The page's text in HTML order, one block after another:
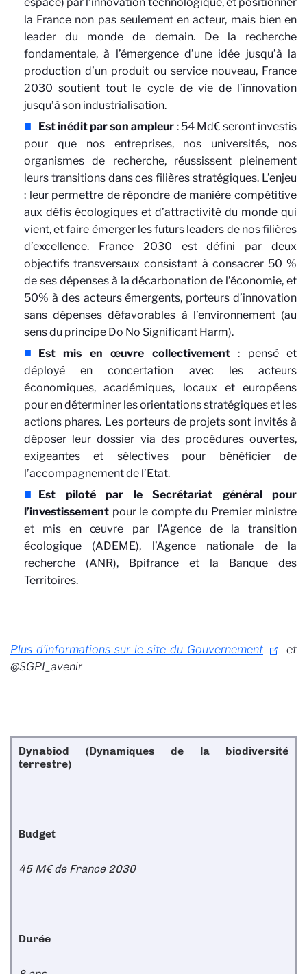
la France non pas seulement en acteur, mais bien en
leader du monde de demain. De la recherche
fondamentale, à l’émergence d’une idée jusqu’à la
production d’un produit ou service nouveau, France
2030 soutient tout le cycle de vie de l’innovation
jusqu’à son industrialisation.
Est inédit par son ampleur : 54 Md€ seront investis
pour que nos entreprises, nos universités, nos
organismes de recherche, réussissent pleinement
leurs transitions dans ces filières stratégiques. L’enjeu
: leur permettre de répondre de manière compétitive
aux défis écologiques et d’attractivité du monde qui
vient, et faire émerger les futurs leaders de nos filières
d’excellence. France 2030 est défini par deux
objectifs transversaux consistant à consacrer 50 %
de ses dépenses à la décarbonation de l’économie, et
50% à des acteurs émergents, porteurs d’innovation
sans dépenses défavorables à l’environnement (au
sens du principe Do No Significant Harm).
Est mis en œuvre collectivement: pensé et
déployé en concertation avec les acteurs
économiques, académiques, locaux et européens
pour en déterminer les orientations stratégiques et les
actions phares. Les porteurs de projets sont invités à
déposer leur dossier via des procédures ouvertes,
exigeantes et sélectives pour bénéficier de
l’accompagnement de l’Etat.
Est piloté par le Secrétariat général pour
l’investissement pour le compte du Premier ministre
et mis en œuvre par l’Agence de la transition
écologique (ADEME), l’Agence nationale de la
recherche (ANR), Bpifrance et la Banque des
Territoires.
Plus d’informations sur le site du Gouvernement
et
@SGPI_avenir
Dynabiod (Dynamiques de la biodiversité
terrestre)
Budget
45 M€ de France 2030
Durée